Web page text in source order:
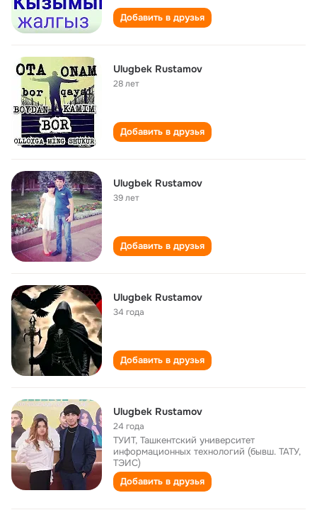
Добавить в друзья
Ulugbek Rustamov
28 лет
Добавить в друзья
Ulugbek Rustamov
39 лет
Добавить в друзья
Ulugbek Rustamov
34 года
Добавить в друзья
Ulugbek Rustamov
24 года
ТУИТ, Ташкентский университет
информационных технологий (бывш. ТАТУ,
ТЭИС)
Добавить в друзья